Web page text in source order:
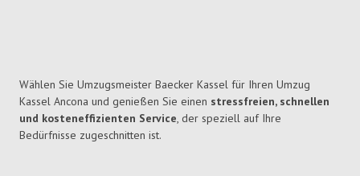
Wählen Sie Umzugsmeister Baecker Kassel für Ihren Umzug
Kassel Ancona und genießen Sie einen stressfreien, schnellen
und kosteneffizienten Service, der speziell auf Ihre
Bedürfnisse zugeschnitten ist.